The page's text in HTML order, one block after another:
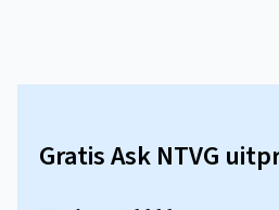
Gratis Ask NTVG